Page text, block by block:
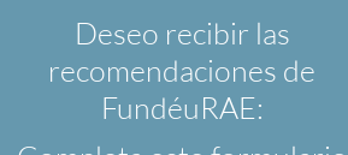
Deseo recibir las
recomendaciones de
FundéuRAE: